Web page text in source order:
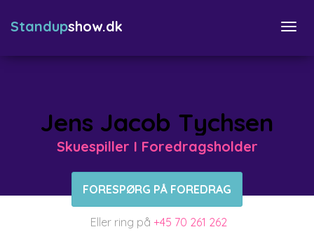
Standupshow.dk
Jens Jacob Tychsen
Skuespiller I Foredragsholder
FORESPØRG PÅ FOREDRAG
Eller ring på +45 70 261 262